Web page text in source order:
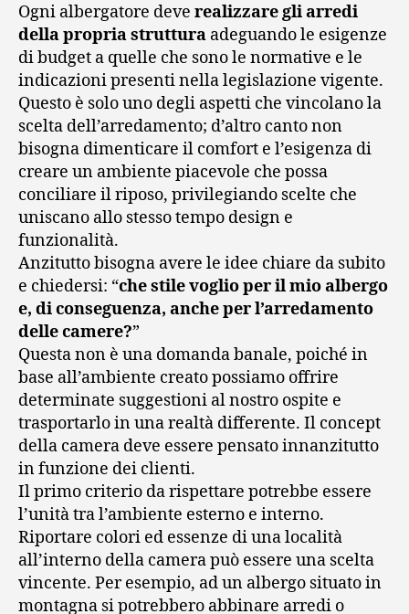
Ogni albergatore deve realizzare gli arredi
della propria struttura adeguando le esigenze
di budget a quelle che sono le normative e le
indicazioni presenti nella legislazione vigente.
Questo è solo uno degli aspetti che vincolano la
scelta dell’arredamento; d’altro canto non
bisogna dimenticare il comfort e l’esigenza di
creare un ambiente piacevole che possa
conciliare il riposo, privilegiando scelte che
uniscano allo stesso tempo design e
funzionalità.
Anzitutto bisogna avere le idee chiare da subito
e chiedersi: “che stile voglio per il mio albergo
e, di conseguenza, anche per l’arredamento
delle camere?”
Questa non è una domanda banale, poiché in
base all’ambiente creato possiamo offrire
determinate suggestioni al nostro ospite e
trasportarlo in una realtà differente. Il concept
della camera deve essere pensato innanzitutto
in funzione dei clienti.
Il primo criterio da rispettare potrebbe essere
l’unità tra l’ambiente esterno e interno.
Riportare colori ed essenze di una località
all’interno della camera può essere una scelta
vincente. Per esempio, ad un albergo situato in
montagna si potrebbero abbinare arredi o